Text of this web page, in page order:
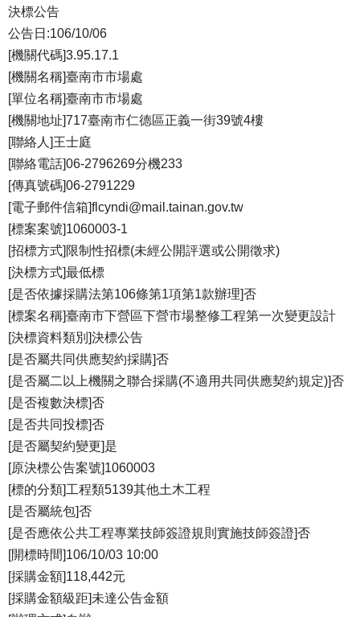
決標公告
公告日:106/10/06
[機關代碼]3.95.17.1
[機關名稱]臺南市市場處
[單位名稱]臺南市市場處
[機關地址]717臺南市仁德區正義一街39號4樓
[聯絡人]王士庭
[聯絡電話]06-2796269分機233
[傳真號碼]06-2791229
[電子郵件信箱]flcyndi@mail.tainan.gov.tw
[標案案號]1060003-1
[招標方式]限制性招標(未經公開評選或公開徵求)
[決標方式]最低標
[是否依據採購法第106條第1項第1款辦理]否
[標案名稱]臺南市下營區下營市場整修工程第一次變更設計
[決標資料類別]決標公告
[是否屬共同供應契約採購]否
[是否屬二以上機關之聯合採購(不適用共同供應契約規定)]否
[是否複數決標]否
[是否共同投標]否
[是否屬契約變更]是
[原決標公告案號]1060003
[標的分類]工程類5139其他土木工程
[是否屬統包]否
[是否應依公共工程專業技師簽證規則實施技師簽證]否
[開標時間]106/10/03 10:00
[採購金額]118,442元
[採購金額級距]未達公告金額